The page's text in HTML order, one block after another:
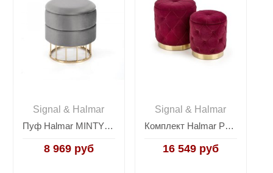
Signal & Halmar
Пуф Halmar MINTY (серый/золотой)
8 969 руб
Signal & Halmar
Комплект Halmar POLLY, 2 пуфа (бордовый/золотой)
16 549 руб